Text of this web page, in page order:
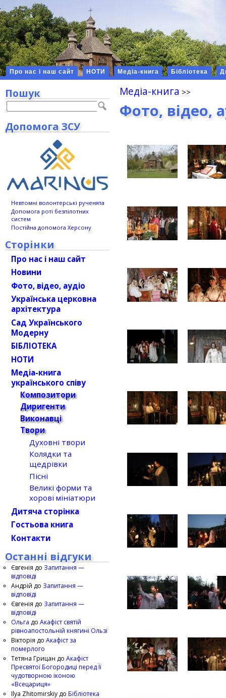
Про нас і наш сайт НОТИ Медіа-книга Бібліотека
Медіа-книга
Фото, відео,
Пошук
Допомога ЗСУ
Невтомні волонтерські рученята
Допомога роті безпілотних
систем
Постійна допомога Херсону
Сторінки
Про нас і наш сайт
Новини
Фото, відео, аудіо
Українська церковна
архітектура
Сад Українського
Модерну
БІБЛІОТЕКА
НОТИ
Медіа-книга
українського співу
Композитори
Диригенти
Виконавці
Твори
Духовні твори
Колядки та
щедрівки
Пісні
Великі форми та
хорові мініатюри
Дитяча сторінка
Гостьова книга
Контакти
Останні відгуки
Євгенія до Запитання —
відповіді
Андрій до Запитання —
відповіді
Євгенія до Запитання —
відповіді
Ольга до Акафіст святій
рівноапостольній княгині Ользі
Вікторія до Акафіст за
померлого
Тетяна Грицан до Акафіст
Пресвятої Богородиці перед Її
чудотворною іконою
«Всецариця»
Ilya Zhitomirskiy до Бібліотека